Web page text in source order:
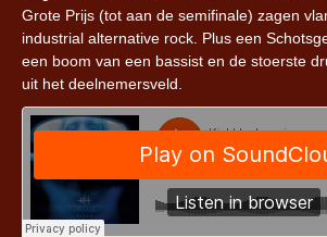
Grote Prijs (tot aan de semifinale) zagen
industrial alternative rock. Plus een
een boom van een bassist en de stoerste
uit het deelnemersveld.